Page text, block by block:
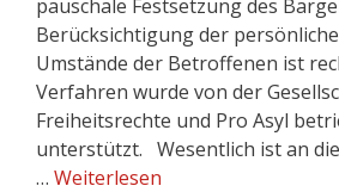
pauschale Festsetzung des
Berücksichtigung der
Umstände der Betroffenen ist
Verfahren wurde von der
Freiheitsrechte und Pro Asyl
unterstützt. Wesentlich ist an
… Weiterlesen